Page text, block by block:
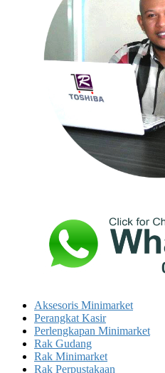
Aksesoris Minimarket
Perangkat Kasir
Perlengkapan Minimarket
Rak Gudang
Rak Minimarket
Rak Perpustakaan